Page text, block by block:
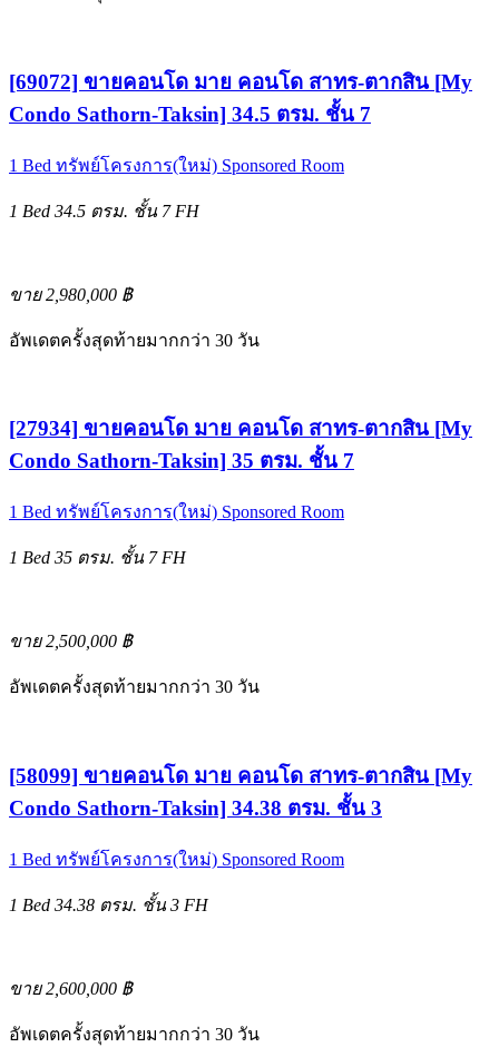
[69072] ขายคอนโด มาย คอนโด สาทร-ตากสิน [My
Condo Sathorn-Taksin] 34.5 ตรม. ชั้น 7
1 Bed ทรัพย์โครงการ(ใหม่) Sponsored Room
1 Bed 34.5 ตรม. ชั้น 7 FH
ขาย 2,980,000 ฿
อัพเดตครั้งสุดท้ายมากกว่า 30 วัน
[27934] ขายคอนโด มาย คอนโด สาทร-ตากสิน [My
Condo Sathorn-Taksin] 35 ตรม. ชั้น 7
1 Bed ทรัพย์โครงการ(ใหม่) Sponsored Room
1 Bed 35 ตรม. ชั้น 7 FH
ขาย 2,500,000 ฿
อัพเดตครั้งสุดท้ายมากกว่า 30 วัน
[58099] ขายคอนโด มาย คอนโด สาทร-ตากสิน [My
Condo Sathorn-Taksin] 34.38 ตรม. ชั้น 3
1 Bed ทรัพย์โครงการ(ใหม่) Sponsored Room
1 Bed 34.38 ตรม. ชั้น 3 FH
ขาย 2,600,000 ฿
อัพเดตครั้งสุดท้ายมากกว่า 30 วัน